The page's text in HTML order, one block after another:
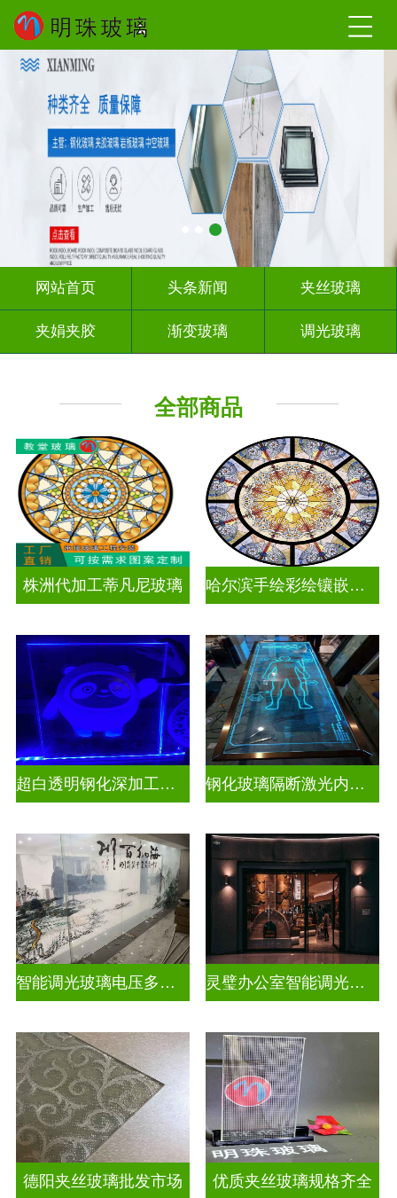
网站首页 头条新闻 夹丝玻璃
夹娟夹胶 渐变玻璃 调光玻璃
全部商品
株洲代加工蒂凡尼玻璃 哈尔滨手绘彩绘镶嵌玻璃
超白透明钢化深加工激光内雕发光艺术玻璃 钢化玻璃隔断激光内雕精雕
智能调光玻璃电压多少合适 灵璧办公室智能调光玻璃厂商
德阳夹丝玻璃批发市场 优质夹丝玻璃规格齐全